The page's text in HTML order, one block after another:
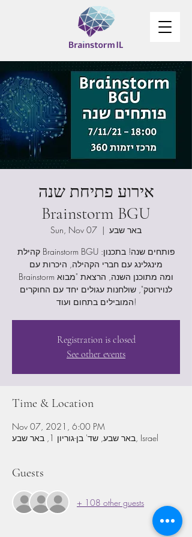
אירוע פתיחת שנה
Brainstorm BGU
Sun, Nov 07
  |
באר שבע
קהילת Brainstorm BGU פותחים שנה! בתכנון:
מינגלינג עם חברי הקהילה, היכרות עם
Brainstorm ומה מתוכנן השנה, הרצאת "מבוא
לנוירוטק", שולחנות עגולים יחד עם החוקרים
המובילים בתחום ועוד!
Registration is closed
See other events
Time & Location
Nov 07, 2021, 6:00 PM
באר שבע, שד' בן-גוריון 1, באר שבע, Israel
Guests
+ 108 other guests